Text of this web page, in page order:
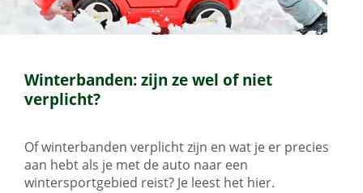
Winterbanden: zijn ze wel of niet
verplicht?
Of winterbanden verplicht zijn en wat je er precies
aan hebt als je met de auto naar een
wintersportgebied reist? Je leest het hier.